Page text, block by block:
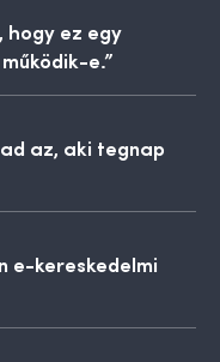
hogy ez egy
e.”
az, aki tegnap
e-kereskedelmi